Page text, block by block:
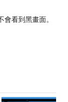
看到黑畫面。